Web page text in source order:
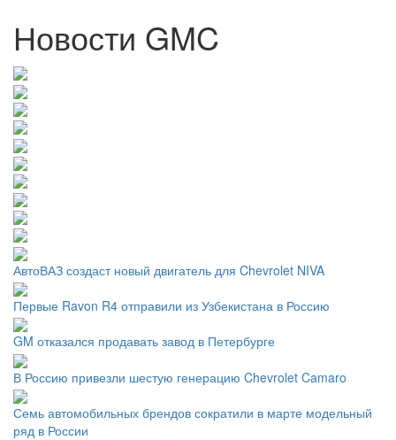
Новости GMC
АвтоВАЗ создаст новый двигатель для Chevrolet NIVA
Первые Ravon R4 отправили из Узбекистана в Россию
GM отказался продавать завод в Петербурге
В Россию привезли шестую генерацию Chevrolet Camaro
Семь автомобильных брендов сократили в марте модельный
ряд в России